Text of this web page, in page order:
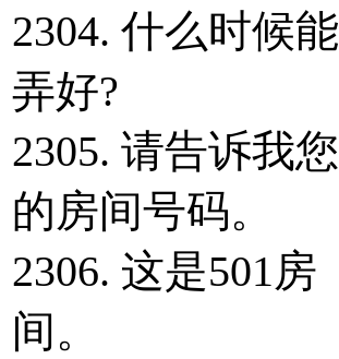
2304. 什么时候能
弄好?
2305. 请告诉我您
的房间号码。
2306. 这是501房
间。